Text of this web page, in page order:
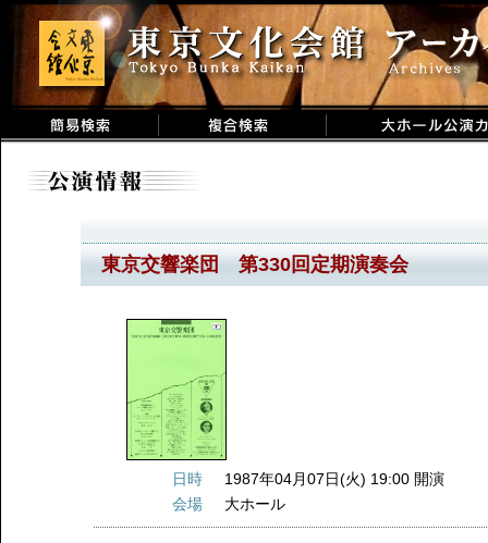
東京交響楽団 第330回定期演奏会
日時
1987年04月07日(火) 19:00 開演
会場
大ホール